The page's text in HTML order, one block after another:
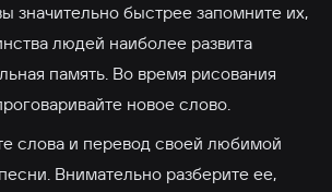
значительно быстрее запомните их,
людей наиболее развита
память. Во время рисования
новое слово.
слова и перевод своей любимой
Внимательно разберите ее,